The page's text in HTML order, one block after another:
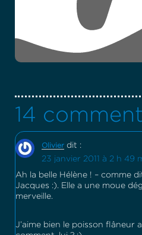
14
Olivier dit :
23 janvier 2011 à 2 h 49
Ah la belle Hélène ! – comme
Jacques :). Elle a une moue
merveille.
J’aime bien le poisson flâneur